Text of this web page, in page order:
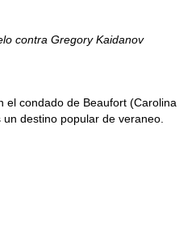
contra Gregory Kaidanov
el condado de Beaufort (Carolina
destino popular de veraneo.